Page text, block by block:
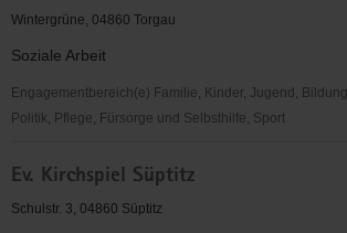
Torgau
Tafel
V.
Wintergrüne, 04860 Torgau
Soziale Arbeit
Engagementbereich(e) Familie, Kinder, Jugend,
Politik, Pflege, Fürsorge und Selbsthilfe, Sport
Kirchgemeinde
Loßwig
Ev. Kirchspiel Süptitz
Schulstr. 3, 04860 Süptitz